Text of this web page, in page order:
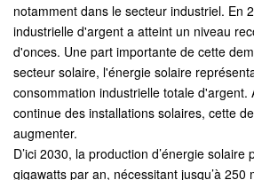
notamment dans le secteur industriel. En
industrielle d'argent a atteint un niveau
d'onces. Une part importante de cette
secteur solaire, l'énergie solaire
consommation industrielle totale d'argent.
continue des installations solaires, cette
augmenter.
D’ici 2030, la production d’énergie
gigawatts par an, nécessitant jusqu’à 250